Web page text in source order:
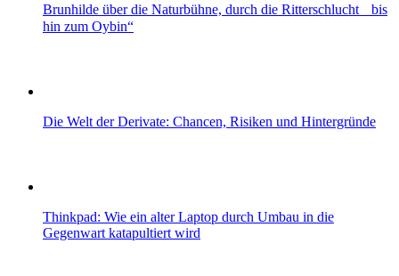
Brunhilde über die Naturbühne, durch die Ritterschlucht bis
hin zum Oybin“
Die Welt der Derivate: Chancen, Risiken und Hintergründe
Thinkpad: Wie ein alter Laptop durch Umbau in die
Gegenwart katapultiert wird